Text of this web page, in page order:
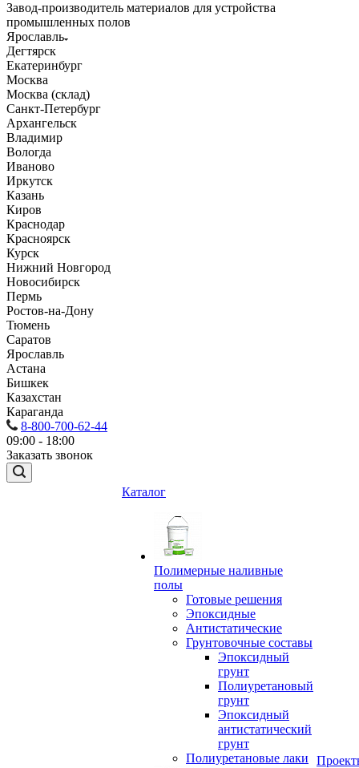
Завод-производитель материалов для устройства
промышленных полов
Ярославль
Дегтярск
Екатеринбург
Москва
Москва (склад)
Санкт-Петербург
Архангельск
Владимир
Вологда
Иваново
Иркутск
Казань
Киров
Краснодар
Красноярск
Курск
Нижний Новгород
Новосибирск
Пермь
Ростов-на-Дону
Тюмень
Саратов
Ярославль
Астана
Бишкек
Казахстан
Караганда
8-800-700-62-44
09:00 - 18:00
Заказать звонок
Каталог
Полимерные наливные
полы
Готовые решения
Эпоксидные
Антистатические
Грунтовочные составы
Эпоксидный
грунт
Полиуретановый
грунт
Эпоксидный
антистатический
грунт
Полиуретановые лаки